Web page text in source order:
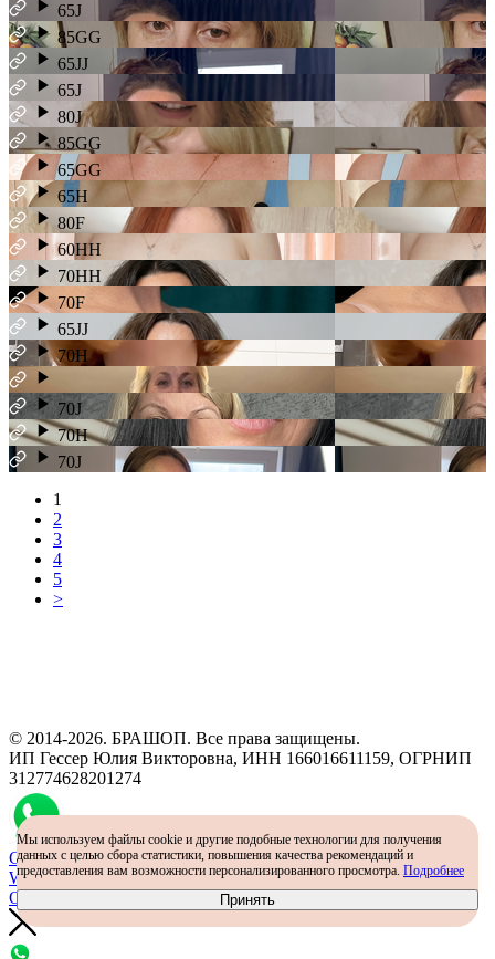
65J
85GG
65JJ
65J
80J
85GG
65GG
65H
80F
60HH
70HH
70F
65JJ
70H
70J
70H
70J
1
2
3
4
5
>
© 2014-2026. БРАШОП. Все права защищены.
ИП Гессер Юлия Викторовна, ИНН 166016611159, ОГРНИП
312774628201274
Самый простой способ определить размер - консультация в
WhatsApp
Определить размер
Мы используем файлы cookie и другие подобные технологии для получения
данных с целью сбора статистики, повышения качества рекомендаций и
предоставления вам возможности персонализированного просмотра. Подробнее
Принять